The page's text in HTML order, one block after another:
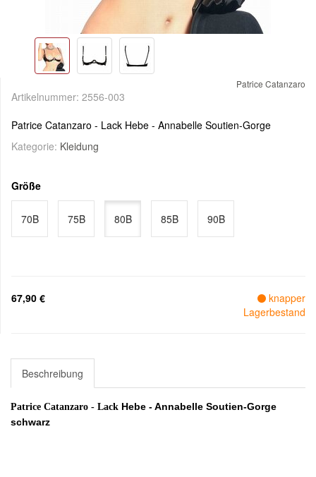
Patrice Catanzaro
Artikelnummer: 2556-003
Patrice Catanzaro - Lack Hebe - Annabelle Soutien-Gorge
Kategorie: Kleidung
Größe
70B 75B 80B 85B 90B
67,90 €
knapper
Lagerbestand
Beschreibung
Patrice Catanzaro - Lack Hebe - Annabelle Soutien-Gorge
schwarz